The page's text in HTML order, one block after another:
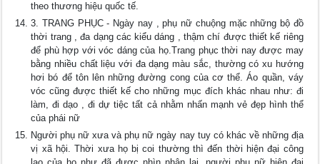
theo thương hiệu quốc tế.
3. TRANG PHỤC - Ngày nay , phụ nữ chuộng mặc những bộ đồ
thời trang , đa dạng các kiểu dáng , thậm chí được thiết kế riêng
để phù hợp với vóc dáng của họ.Trang phục thời nay được may
bằng nhiều chất liệu với đa dạng màu sắc, thường có xu hướng
hơi bó để tôn lên những đường cong của cơ thể. Áo quần, váy
vóc cũng được thiết kế cho những mục đích khác nhau như: đi
làm, đi dạo , đi dự tiệc tất cả nhằm nhấn mạnh vẻ đẹp hình thể
của phái nữ
Người phụ nữ xưa và phụ nữ ngày nay tuy có khác về những địa
vị xã hội. Thời xưa họ bị coi thường thì đến thời hiện đại công